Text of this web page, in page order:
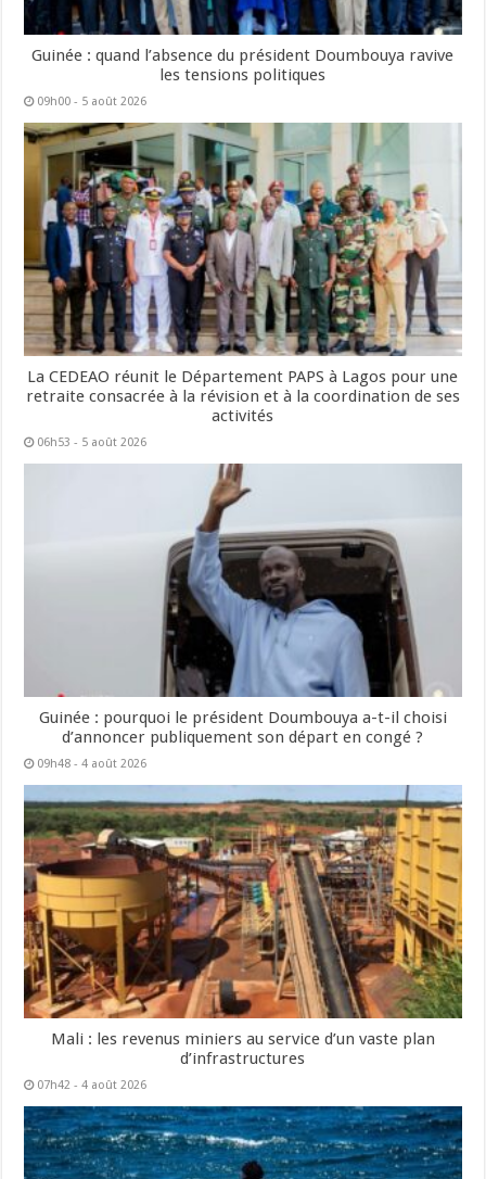
Guinée : quand l’absence du président Doumbouya ravive
les tensions politiques
09h00 - 5 août 2026
La CEDEAO réunit le Département PAPS à Lagos pour une
retraite consacrée à la révision et à la coordination de ses
activités
06h53 - 5 août 2026
Guinée : pourquoi le président Doumbouya a-t-il choisi
d’annoncer publiquement son départ en congé ?
09h48 - 4 août 2026
Mali : les revenus miniers au service d’un vaste plan
d’infrastructures
07h42 - 4 août 2026